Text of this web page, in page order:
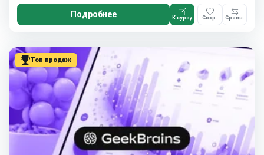
Подробнее К курсу Сохр. Сравн.
Топ продаж